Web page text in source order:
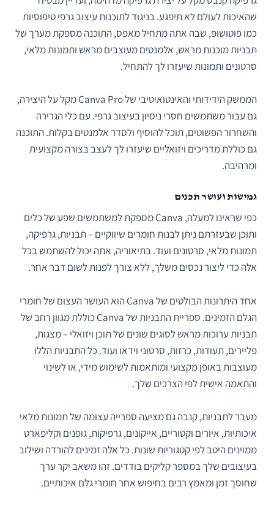
שהאיכות לעולם לא תיפגע. בניגוד לתוכנות עיצוב גרפי טיפוסיות
כמו פוטושופ, שבה אתה מתחיל מאפס, התוכנה מספקת מערך של
תבניות מוכנות מראש, אלמנטים מעוצבים מראש ותמונות מלאי,
סרטונים ותמונות שיעזרו לך להתחיל.
הממשק הידידותי והאינטואיטיבי של Canva Pro מקל על היצירה,
גם עבור משתמשים חסרי ניסיון בעיצוב גרפי. עם כלי הגרירה
והשחרור הפשוטים, תוכל להוסיף ולסדר אלמנטים בקלות. התוכנה
גם כוללת מדריכים ויזואליים שיעזרו לך לעצב בצורה מקצועית
ומרהיבה.
גמישות ועושר תכנים
כפי שראינו למעלה, Canva מספקת למשתמשים שפע של כלים
ותוכן שבעזרתם ניתן לבנות חומרים שיווקיים – תבניות, גרפיקה,
תמונות מלאי, סרטונים ועוד. בתיאוריה, אתה יכול להשתמש בכל
אלה כדי ליצור נכסים משלך, ללא צורך לפנות לשום דבר אחר.
אחד היתרונות הבולטים של Canva הוא העושר העצום של חומרי
הגלם הזמינים. ספריית התבניות של Canva כוללת מגוון רחב של
תבניות ערוכות מראש לסוגים שונים של תוכן ויזואלי – מצגות,
פליירים, תעודות, כרזות, סרטוני וידאו ועוד. כל התבניות הללו
מעוצבות באופן מקצועי ומותאמות לשימוש מידי, או לשינוי
והתאמה אישית לפי הצרכים שלך.
מעבר לתבניות, קנבה גם מציעה ספרייה עצומה של תמונות מלאי
איכותיות, איורים וקטוריים, אייקונים, גרפיקות, גופנים וקליפארט
ממוינים היטב לפי קטגוריות שונות. כל אלה זמינים להורדה ושילוב
בעיצובים שלך במספר קליקים בודדים. זהו משאב יקר ערך
שחוסך זמן ומאמץ רבים בחיפוש אחר חומרי גלם איכותיים.